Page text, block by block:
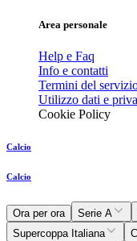
Area personale
Help e Faq
Info e contatti
Termini del
Utilizzo dati e
Cookie Policy
Calcio
Calcio
Ora per ora Serie A
Supercoppa Italiana